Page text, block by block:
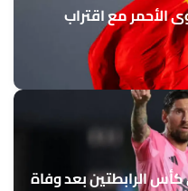
الأحمر مع اقتراب
الرابطتين بعد وفاة